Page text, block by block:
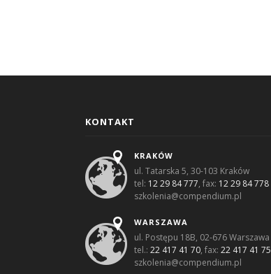
KONTAKT
KRAKÓW
ul. Tatarska 5, 30-103 Kraków
tel: 12 29 84 777, fax: 12 29 84 778
szkolenia@compendium.pl
WARSZAWA
ul. Postępu 18B, 02-676 Warszawa
tel.: 22 417 41 70, fax: 22 417 41 75
szkolenia@compendium.pl